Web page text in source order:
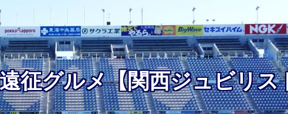
征グルメ【関西ジュビリス